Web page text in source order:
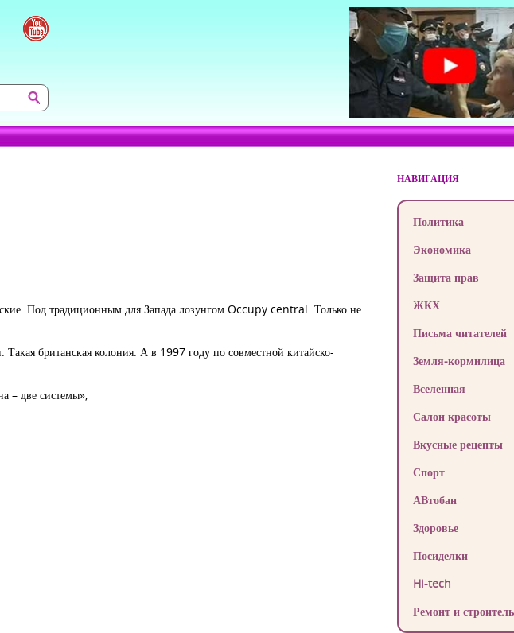
Под традиционным для Запада лозунгом Occupy central. Только не
британская колония. А в 1997 году по совместной китайско-
– две системы»;
НАВИГАЦИЯ
Политика
Экономика
Защита прав
ЖКХ
Письма читателей
Земля-кормилица
Вселенная
Салон красоты
Вкусные рецепты
Спорт
АВтобан
Здоровье
Посиделки
Hi-tech
Ремонт и